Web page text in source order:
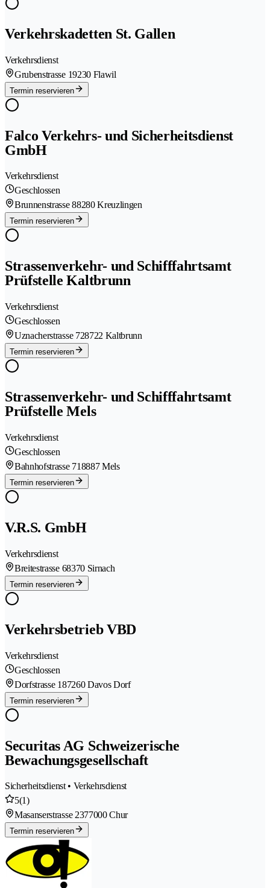
Verkehrskadetten St. Gallen
Verkehrsdienst
Grubenstrasse 19230 Flawil
Termin reservieren
Falco Verkehrs- und Sicherheitsdienst
GmbH
Verkehrsdienst
Geschlossen
Brunnenstrasse 88280 Kreuzlingen
Termin reservieren
Strassenverkehr- und Schifffahrtsamt
Prüfstelle Kaltbrunn
Verkehrsdienst
Geschlossen
Uznacherstrasse 728722 Kaltbrunn
Termin reservieren
Strassenverkehr- und Schifffahrtsamt
Prüfstelle Mels
Verkehrsdienst
Geschlossen
Bahnhofstrasse 718887 Mels
Termin reservieren
V.R.S. GmbH
Verkehrsdienst
Breitestrasse 68370 Sirnach
Termin reservieren
Verkehrsbetrieb VBD
Verkehrsdienst
Geschlossen
Dorfstrasse 187260 Davos Dorf
Termin reservieren
Securitas AG Schweizerische
Bewachungsgesellschaft
Sicherheitsdienst • Verkehrsdienst
5(1)
Masanserstrasse 2377000 Chur
Termin reservieren